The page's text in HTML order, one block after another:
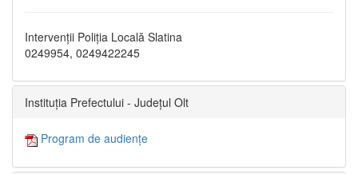
Intervenții Poliția Locală Slatina
0249954, 0249422245
Instituția Prefectului - Județul Olt
Program de audiențe